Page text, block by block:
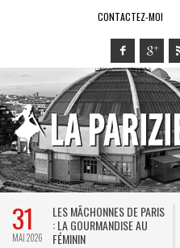
CONTACTEZ-MOI
31
MAI 2026
LES MÂCHONNES DE PARIS
: LA GOURMANDISE AU
FÉMININ